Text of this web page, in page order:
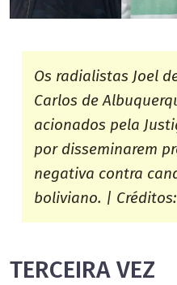
Os radialistas Joel
Carlos de
acionados pela
por disseminarem
negativa contra
boliviano. |
TERCEIRA VEZ